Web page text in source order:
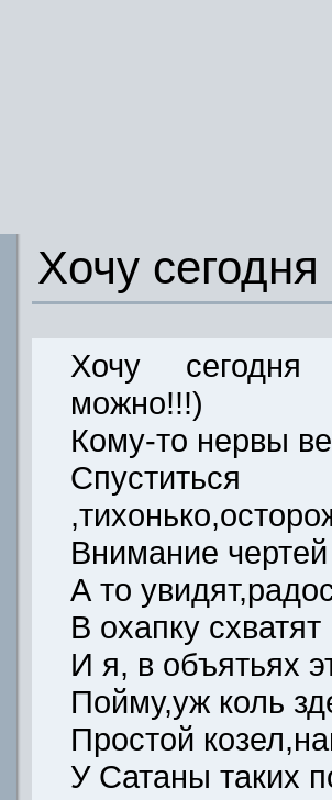
Хочу
Хочу сегодня
можно!!!)
Кому-то нервы
Внимание
А то
В охапку
И я, в объятьях
Пойму,уж коль
Простой
У Сатаны таких